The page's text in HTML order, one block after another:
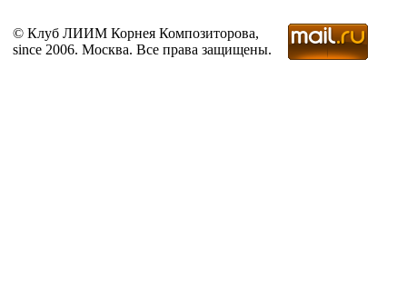
© Клуб ЛИИМ Корнея Композиторова,
since 2006. Москва. Все права защищены.